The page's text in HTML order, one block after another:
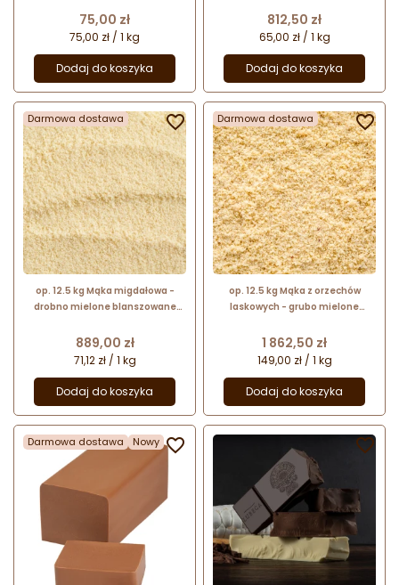
kaletkach - nr. kat. 771
Cena
75,00 zł
75,00 zł / 1 kg
Dodaj do koszyka
Cena
812,50 zł
65,00 zł / 1 kg
Dodaj do koszyka
Darmowa dostawa
op. 12.5 kg Mąka migdałowa -
drobno mielone blanszowane
Cena
889,00 zł
71,12 zł / 1 kg
Dodaj do koszyka
 Darmowa dostawa
op. 12.5 kg Mąka z orzechów
laskowych - grubo mielone
nr. kat. 467 Lubeca
Cena
1 862,50 zł
149,00 zł / 1 kg
Dodaj do koszyka

Darmowa dostawa Nowy  